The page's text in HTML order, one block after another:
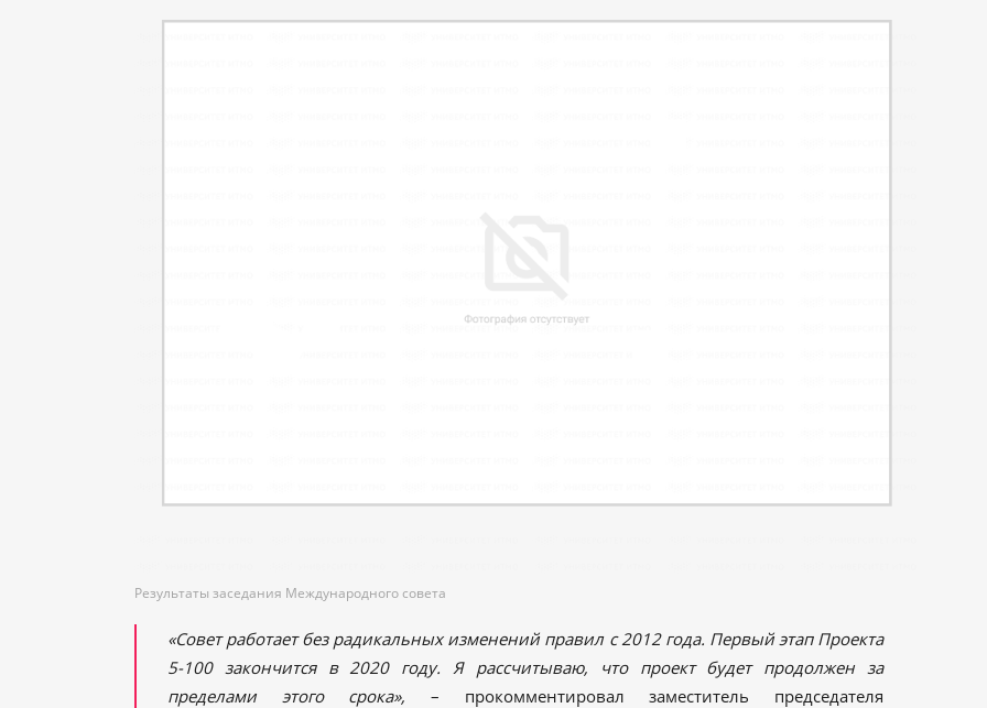
Результаты заседания Международного совета
«Совет работает без радикальных изменений правил с 2012 года. Первый этап Проекта
5-100 закончится в 2020 году. Я рассчитываю, что проект будет продолжен за
пределами этого срока», – прокомментировал заместитель председателя